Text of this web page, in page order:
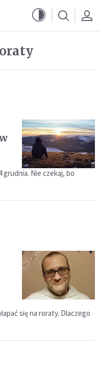
grudnia. Nie czekaj, bo
się na roraty. Dlaczego